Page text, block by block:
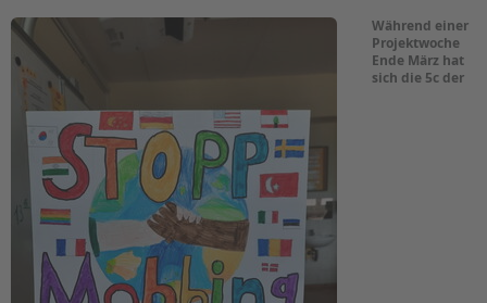
Schulbezogene Sozialarbeit
Tagesgruppen
HILFEN ZUR ERZIEHUNG
EINGLIEDERUNGSHILFE
BETREUTES WOHNEN
TANDEM BTL AKADEMIE
Zertfikatskurse
Suchen
Während einer
Projektwoche
Ende März hat
sich die 5c der